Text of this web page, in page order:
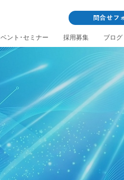
問合せフ
ント･セミナー 採用募集 ブログ